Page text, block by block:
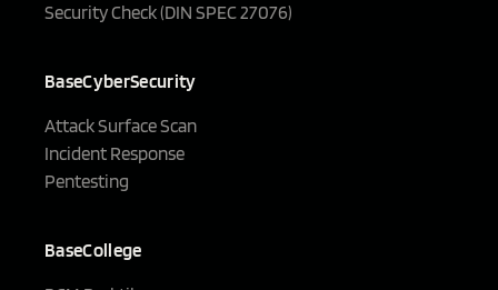
Security Check (DIN SPEC 27076)
BaseCyberSecurity
Attack Surface Scan
Incident Response
Pentesting
BaseCollege